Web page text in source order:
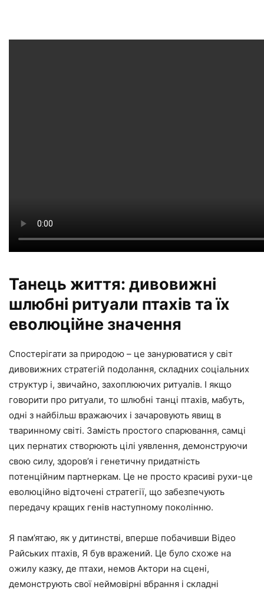
Танець життя: дивовижні
шлюбні ритуали птахів та їх
еволюційне значення
Спостерігати за природою – це занурюватися у світ
дивовижних стратегій подолання, складних соціальних
структур і, звичайно, захоплюючих ритуалів. І якщо
говорити про ритуали, то шлюбні танці птахів, мабуть,
одні з найбільш вражаючих і зачаровують явищ в
тваринному світі. Замість простого спарювання, самці
цих пернатих створюють цілі уявлення, демонструючи
свою силу, здоров’я і генетичну придатність
потенційним партнеркам. Це не просто красиві рухи-це
еволюційно відточені стратегії, що забезпечують
передачу кращих генів наступному поколінню.
Я пам’ятаю, як у дитинстві, вперше побачивши Відео
Райських птахів, Я був вражений. Це було схоже на
ожилу казку, де птахи, немов Актори на сцені,
демонструють свої неймовірні вбрання і складні